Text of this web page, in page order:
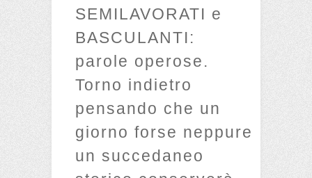
SEMILAVORATI e
BASCULANTI:
parole operose.
Torno indietro
pensando che un
giorno forse neppure
un succedaneo